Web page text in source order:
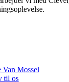
Van Mossel
til os